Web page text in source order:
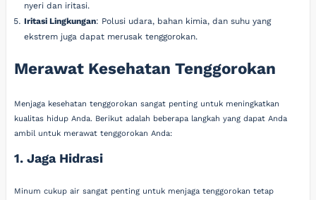
nyeri dan iritasi.
Iritasi Lingkungan: Polusi udara, bahan kimia, dan suhu yang
ekstrem juga dapat merusak tenggorokan.
Merawat Kesehatan Tenggorokan
Menjaga kesehatan tenggorokan sangat penting untuk meningkatkan
kualitas hidup Anda. Berikut adalah beberapa langkah yang dapat Anda
ambil untuk merawat tenggorokan Anda:
1. Jaga Hidrasi
Minum cukup air sangat penting untuk menjaga tenggorokan tetap